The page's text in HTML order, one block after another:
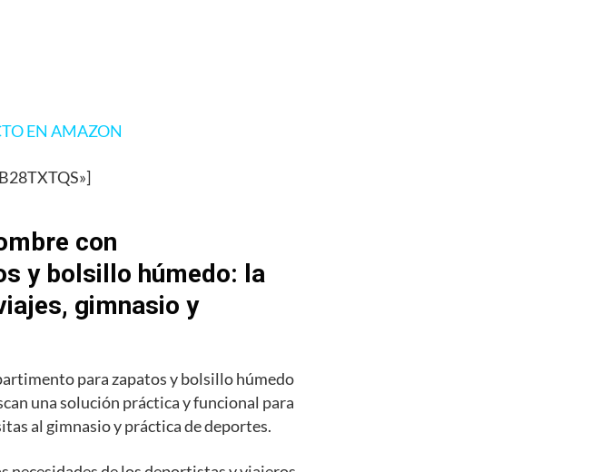
EN AMAZON
con
y bolsillo húmedo: la
gimnasio y
para zapatos y bolsillo húmedo
una solución práctica y funcional para
al gimnasio y práctica de deportes.